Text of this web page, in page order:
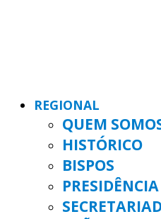
REGIONAL
QUEM
HISTÓRICO
BISPOS
PRESIDÊNCIA